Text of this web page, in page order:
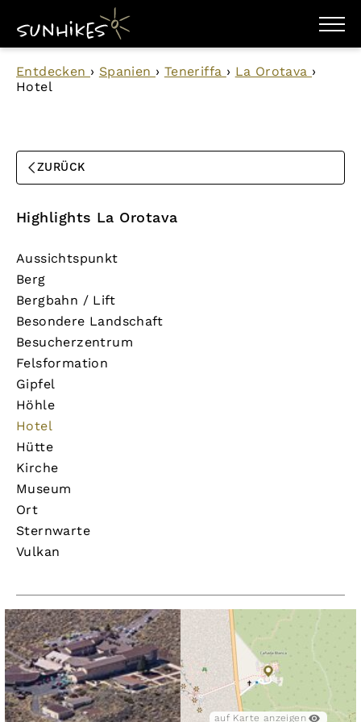
WANDERZIELE
WANDERUNGEN
ENTDECKEN
Entdecken › Spanien › Teneriffa › La Orotava ›
Hotel
ZURÜCK
Highlights La Orotava
Aussichtspunkt
Berg
Bergbahn / Lift
Besondere Landschaft
Besucherzentrum
Felsformation
Gipfel
Höhle
Hotel
Hütte
Kirche
Museum
Ort
Sternwarte
Vulkan
auf Karte anzeigen